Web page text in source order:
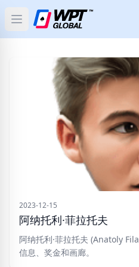
Open main menu
新
文
扑
应用
分
2023-12-15
阿纳托利·菲拉托夫
阿纳托利·菲拉托夫 (Anatoly
信息、奖金和画廊。